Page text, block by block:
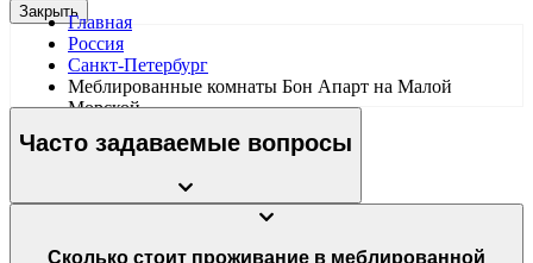
Закрыть
Главная
Россия
Санкт-Петербург
Меблированные комнаты Бон Апарт на Малой
Морской
Часто задаваемые вопросы
Сколько стоит проживание в меблированной